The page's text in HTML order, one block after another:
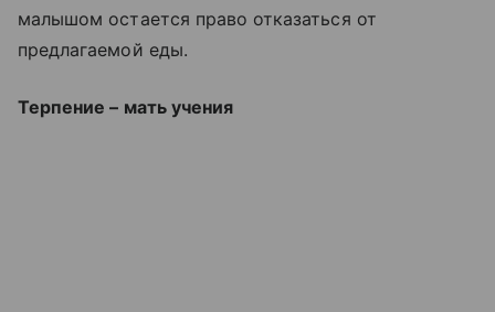
малышом остается право отказаться от
предлагаемой еды.
Терпение – мать учения